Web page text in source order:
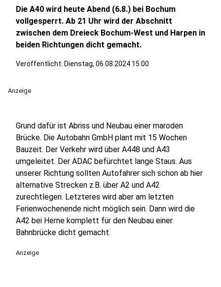
Die A40 wird heute Abend (6.8.) bei Bochum
vollgesperrt. Ab 21 Uhr wird der Abschnitt
zwischen dem Dreieck Bochum-West und Harpen in
beiden Richtungen dicht gemacht.
Veröffentlicht: Dienstag, 06.08.2024 15:00
Anzeige
Grund dafür ist Abriss und Neubau einer maroden
Brücke. Die Autobahn GmbH plant mit 15 Wochen
Bauzeit. Der Verkehr wird über A448 und A43
umgeleitet. Der ADAC befürchtet lange Staus. Aus
unserer Richtung sollten Autofahrer sich schon ab hier
alternative Strecken z.B. über A2 und A42
zurechtlegen. Letzteres wird aber am letzten
Ferienwochenende nicht möglich sein. Dann wird die
A42 bei Herne komplett für den Neubau einer
Bahnbrücke dicht gemacht.
Anzeige